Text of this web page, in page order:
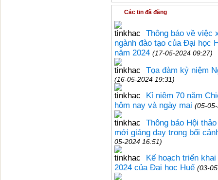
Các tin đã đăng
Thông báo về việc
ngành đào tạo của Đại học
năm 2024 (17-05-2024 09:27)
Tọa đàm kỷ niệm
(16-05-2024 19:31)
Kỉ niệm 70 năm
hôm nay và ngày mai (05-
Thông báo Hội
mới giảng dạy trong bối
05-2024 16:51)
Kế hoạch triển
2024 của Đại học Huế (03-